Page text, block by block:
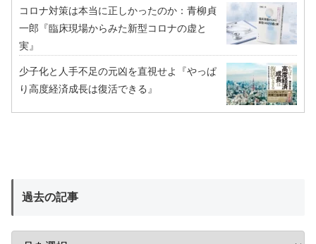
コロナ対策は本当に正しかったのか：青柳貞
一郎『臨床現場からみた新型コロナの虚と
実』
少子化と人手不足の元凶を直視せよ『やっぱ
り高度経済成長は復活できる』
過去の記事